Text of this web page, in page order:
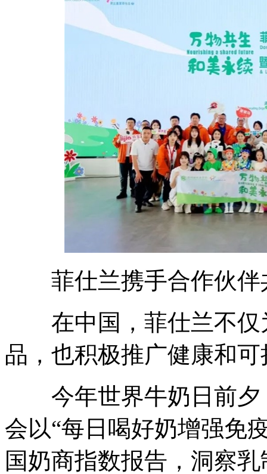
菲仕兰携手合作伙伴
在中国，菲仕兰不仅
品，也积极推广健康和
今年世界牛奶日前夕
会以“每日喝好奶增强免
国奶商指数报告，洞察